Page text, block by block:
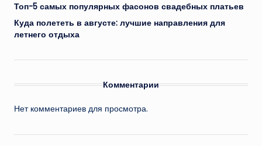
Топ-5 самых популярных фасонов свадебных платьев
Куда полететь в августе: лучшие направления для
летнего отдыха
Комментарии
Нет комментариев для просмотра.